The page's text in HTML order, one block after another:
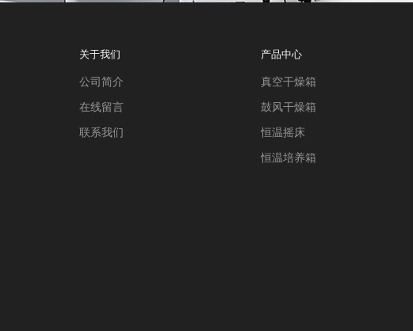
关于我们
公司简介
在线留言
联系我们
产品中心
真空干燥箱
鼓风干燥箱
恒温摇床
恒温培养箱